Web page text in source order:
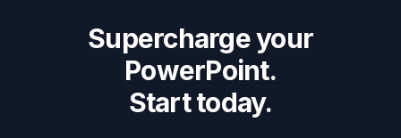
Supercharge your
PowerPoint.
Start today.